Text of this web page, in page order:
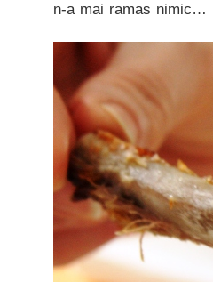
n-a mai ramas nimic…